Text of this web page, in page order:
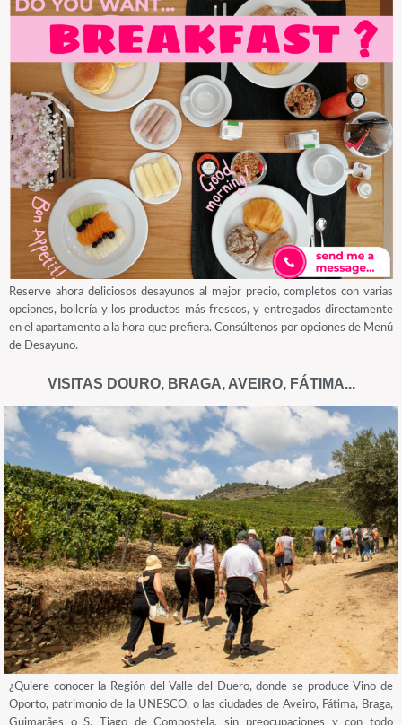
Reserve ahora deliciosos desayunos al mejor precio, completos con varias
opciones, bollería y los productos más frescos, y entregados directamente
en el apartamento a la hora que prefiera. Consúltenos por opciones de Menú
de Desayuno.
VISITAS DOURO, BRAGA, AVEIRO, FÁTIMA...
¿Quiere conocer la Región del Valle del Duero, donde se produce Vino de
Oporto, patrimonio de la UNESCO, o las ciudades de Aveiro, Fátima, Braga,